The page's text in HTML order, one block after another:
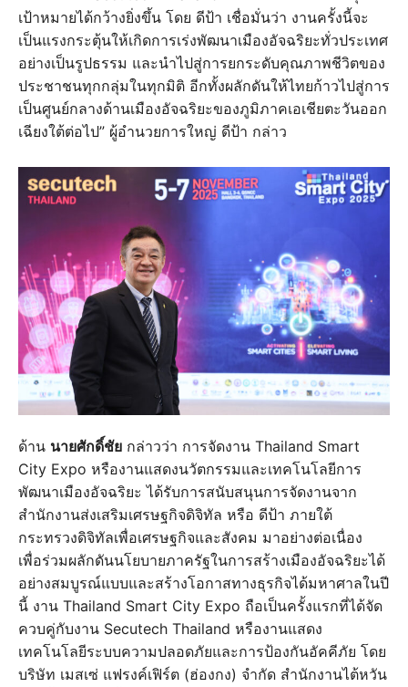
เป้าหมายได้กว้างยิ่งขึ้น โดย ดีป้า เชื่อมั่นว่า งานครั้งนี้จะ
เป็นแรงกระตุ้นให้เกิดการเร่งพัฒนาเมืองอัจฉริยะทั่วประเทศ
อย่างเป็นรูปธรรม และนำไปสู่การยกระดับคุณภาพชีวิตของ
ประชาชนทุกกลุ่มในทุกมิติ อีกทั้งผลักดันให้ไทยก้าวไปสู่การ
เป็นศูนย์กลางด้านเมืองอัจฉริยะของภูมิภาคเอเชียตะวันออก
เฉียงใต้ต่อไป” ผู้อำนวยการใหญ่ ดีป้า กล่าว
ด้าน นายศักดิ์ชัย กล่าวว่า การจัดงาน Thailand Smart
City Expo หรืองานแสดงนวัตกรรมและเทคโนโลยีการ
พัฒนาเมืองอัจฉริยะ ได้รับการสนับสนุนการจัดงานจาก
สำนักงานส่งเสริมเศรษฐกิจดิจิทัล หรือ ดีป้า ภายใต้
กระทรวงดิจิทัลเพื่อเศรษฐกิจและสังคม มาอย่างต่อเนื่อง
เพื่อร่วมผลักดันนโยบายภาครัฐในการสร้างเมืองอัจฉริยะได้
อย่างสมบูรณ์แบบและสร้างโอกาสทางธุรกิจได้มหาศาลในปี
นี้ งาน Thailand Smart City Expo ถือเป็นครั้งแรกที่ได้จัด
ควบคู่กับงาน Secutech Thailand หรืองานแสดง
เทคโนโลยีระบบความปลอดภัยและการป้องกันอัคคีภัย โดย
บริษัท เมสเซ่ แฟรงค์เฟิร์ต (ฮ่องกง) จำกัด สำนักงานไต้หวัน